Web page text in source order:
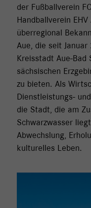
der Fußballverein
Handballverein
überregional
Aue, die seit
Kreisstadt Aue-Bad
sächsischen
zu bieten. Als
Dienstleistungs-
die Stadt, die am
Schwarzwasser
Abwechslung,
kulturelles Leben.